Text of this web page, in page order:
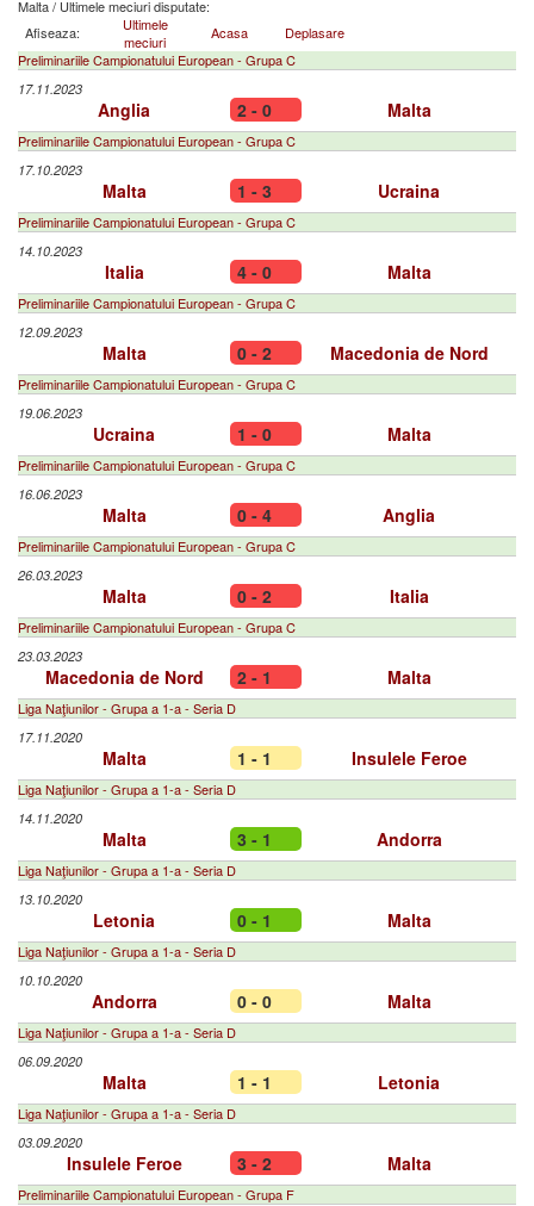
Malta/ Ultimele meciuri disputate:
Afiseaza:
Ultimele
meciuri
Acasa
Deplasare
Preliminariile Campionatului European - Grupa C
17.11.2023
Anglia 2 - 0 Malta
Preliminariile Campionatului European - Grupa C
17.10.2023
Malta 1 - 3 Ucraina
Preliminariile Campionatului European - Grupa C
14.10.2023
Italia 4 - 0 Malta
Preliminariile Campionatului European - Grupa C
12.09.2023
Malta 0 - 2 Macedonia de Nord
Preliminariile Campionatului European - Grupa C
19.06.2023
Ucraina 1 - 0 Malta
Preliminariile Campionatului European - Grupa C
16.06.2023
Malta 0 - 4 Anglia
Preliminariile Campionatului European - Grupa C
26.03.2023
Malta 0 - 2 Italia
Preliminariile Campionatului European - Grupa C
23.03.2023
Macedonia de Nord 2 - 1 Malta
Liga Naţiunilor - Grupa a 1-a - Seria D
17.11.2020
Malta 1 - 1 Insulele Feroe
Liga Naţiunilor - Grupa a 1-a - Seria D
14.11.2020
Malta 3 - 1 Andorra
Liga Naţiunilor - Grupa a 1-a - Seria D
13.10.2020
Letonia 0 - 1 Malta
Liga Naţiunilor - Grupa a 1-a - Seria D
10.10.2020
Andorra 0 - 0 Malta
Liga Naţiunilor - Grupa a 1-a - Seria D
06.09.2020
Malta 1 - 1 Letonia
Liga Naţiunilor - Grupa a 1-a - Seria D
03.09.2020
Insulele Feroe 3 - 2 Malta
Preliminariile Campionatului European - Grupa F